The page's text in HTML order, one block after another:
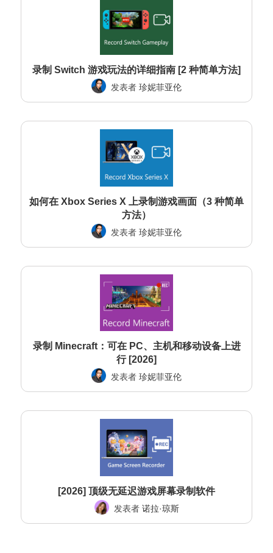
录制 Switch 游戏玩法的详细指南 [2 种简单方法]
发表者 珍妮菲亚伦
如何在 Xbox Series X 上录制游戏画面（3 种简单
方法）
发表者 珍妮菲亚伦
录制 Minecraft：可在 PC、主机和移动设备上进
行 [2026]
发表者 珍妮菲亚伦
[2026] 顶级无延迟游戏屏幕录制软件
发表者 诺拉·琼斯